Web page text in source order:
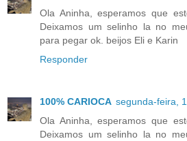
Ola Aninha, esperamos que
Deixamos um selinho la no
para pegar ok. beijos Eli e Karin
Responder
100% CARIOCA segunda-feira,
Ola Aninha, esperamos que
Deixamos um selinho la no